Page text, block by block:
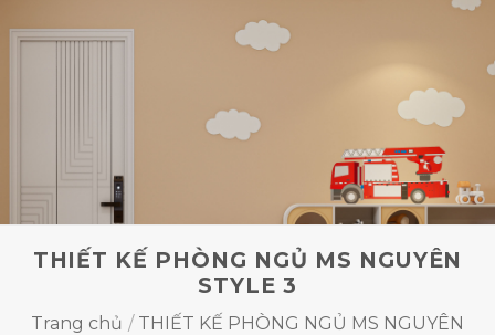
THIẾT KẾ PHÒNG NGỦ MS NGUYÊN
STYLE 3
Trang chủ / THIẾT KẾ PHÒNG NGỦ MS NGUYÊN